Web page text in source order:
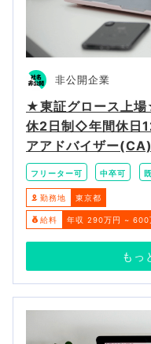
非公開企業
★東証グロース上
休2日制◇年間休日
アアドバイザー
フリーター可 中卒可
勤務地 東京都
給料 年収 290万円 ~ 600
もっ